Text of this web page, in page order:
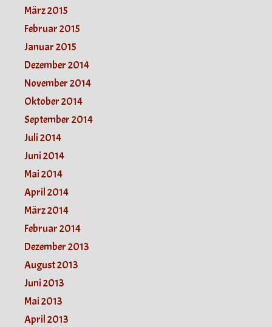
März 2015
Februar 2015
Januar 2015
Dezember 2014
November 2014
Oktober 2014
September 2014
Juli 2014
Juni 2014
Mai 2014
April 2014
März 2014
Februar 2014
Dezember 2013
August 2013
Juni 2013
Mai 2013
April 2013